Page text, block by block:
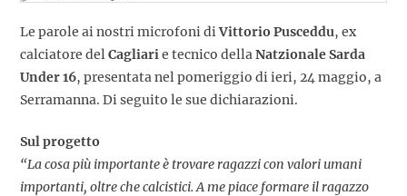
Le parole ai nostri microfoni diVittorio Pusceddu, ex
calciatore delCagliarie tecnico dellaNatzionale Sarda
Under 16, presentata nel pomeriggio di ieri, 24 maggio, a
Serramanna. Di seguito le sue dichiarazioni.
Sul progetto
“La cosa più importante è trovare ragazzi con valori umani
importanti, oltre che calcistici. A me piace formare il ragazzo